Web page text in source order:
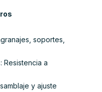
soportes,
: Resistencia a
y ajuste